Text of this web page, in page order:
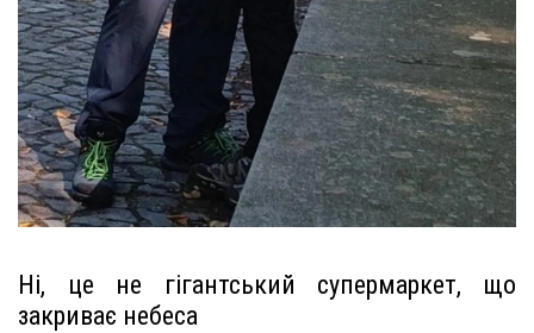
Ні, це не гігантський супермаркет, що
закриває небеса